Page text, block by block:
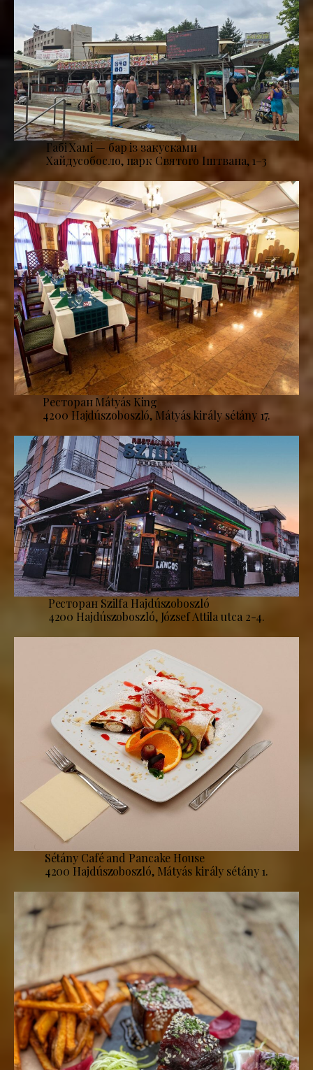
Габі Хамі — бар із закусками
Хайдусобосло, парк Святого Іштвана, 1–3
Ресторан Mátyás King
4200 Hajdúszoboszló, Mátyás király sétány 17.
Ресторан Szilfa Hajdúszoboszló
4200 Hajdúszoboszló, József Attila utca 2-4.
Sétány Café and Pancake House
4200 Hajdúszoboszló, Mátyás király sétány 1.